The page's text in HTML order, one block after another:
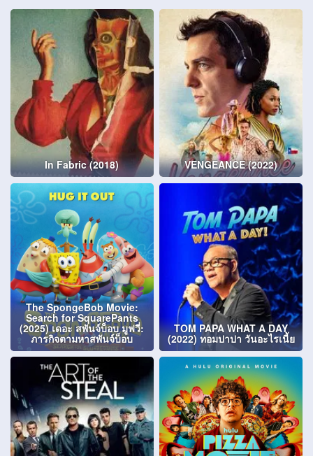
In Fabric (2018) VENGEANCE (2022)
The SpongeBob Movie:
Search for SquarePants
(2025) เดอะ สพันจ์บ็อบ มูฟวี่:
ภารกิจตามหาสพันจ์บ็อบ
TOM PAPA WHAT A DAY
(2022) ทอมปาปา วันอะไรเนี้ย